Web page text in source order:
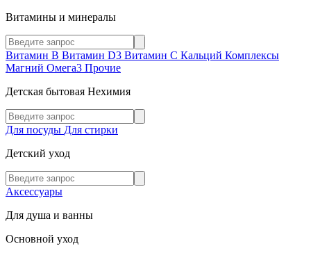
Витамины и минералы
Витамин В Витамин D3 Витамин С Кальций Комплексы
Магний Омега3 Прочие
Детская бытовая Нехимия
Для посуды Для стирки
Детский уход
Аксессуары
Для душа и ванны
Основной уход